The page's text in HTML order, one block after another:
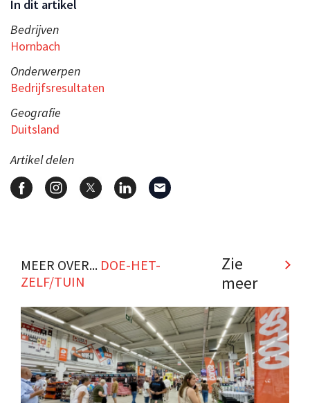
In dit artikel
Bedrijven
Hornbach
Onderwerpen
Bedrijfsresultaten
Geografie
Duitsland
Artikel delen
MEER OVER... DOE-HET-
ZELF/TUIN
Zie
meer